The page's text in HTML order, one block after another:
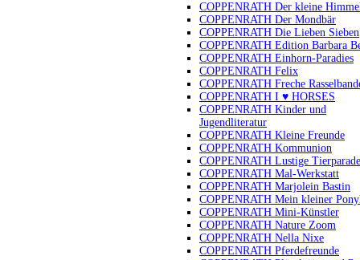
COPPENRATH Der kleine
COPPENRATH Der Mondbär
COPPENRATH Die Lieben Sieben
COPPENRATH Edition Barbara
COPPENRATH Einhorn-Paradies
COPPENRATH Felix
COPPENRATH Freche
COPPENRATH I ♥ HORSES
COPPENRATH Kinder und
Jugendliteratur
COPPENRATH Kleine Freunde
COPPENRATH Kommunion
COPPENRATH Lustige Tierparade
COPPENRATH Mal-Werkstatt
COPPENRATH Marjolein Bastin
COPPENRATH Mein kleiner
COPPENRATH Mini-Künstler
COPPENRATH Nature Zoom
COPPENRATH Nella Nixe
COPPENRATH Pferdefreunde